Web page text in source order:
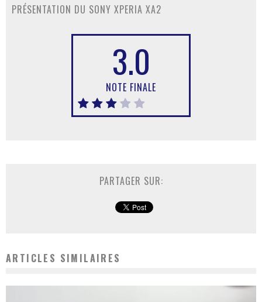
PRÉSENTATION DU SONY XPERIA XA2
3.0
NOTE FINALE
PARTAGER SUR:
ARTICLES SIMILAIRES